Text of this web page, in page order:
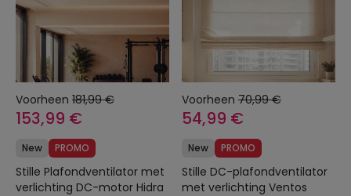
Voorheen 181,99 €
153,99 €
New PROMO
Stille Plafondventilator met
verlichting DC-motor Hidra
Voorheen 70,99 €
54,99 €
New PROMO
Stille DC-plafondventilator
met verlichting Ventos